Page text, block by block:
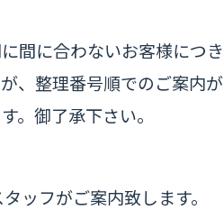
間に合わないお客様につき
、整理番号順でのご案内が
。御了承下さい。
ッフがご案内致します。